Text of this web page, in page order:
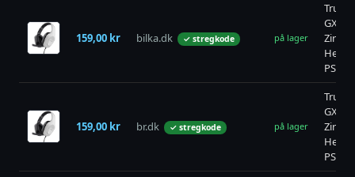
159,00 kr bilka.dk ✓ stregkode på lager
Trust
Zirox
PS5
159,00 kr br.dk ✓ stregkode på lager
Trust
Zirox
PS5